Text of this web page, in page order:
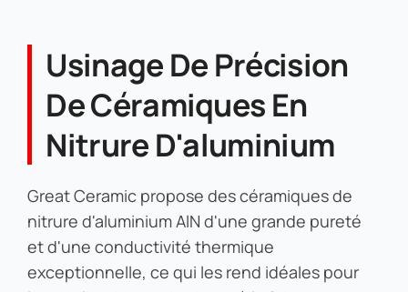
Usinage De Précision
De Céramiques En
Nitrure D'aluminium
Great Ceramic propose des céramiques de
nitrure d'aluminium AlN d'une grande pureté
et d'une conductivité thermique
exceptionnelle, ce qui les rend idéales pour